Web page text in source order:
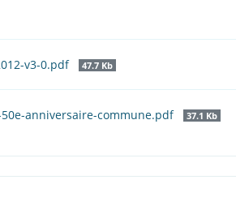
v3-0.pdf 47.7 Kb
anniversaire-commune.pdf 37.1 Kb